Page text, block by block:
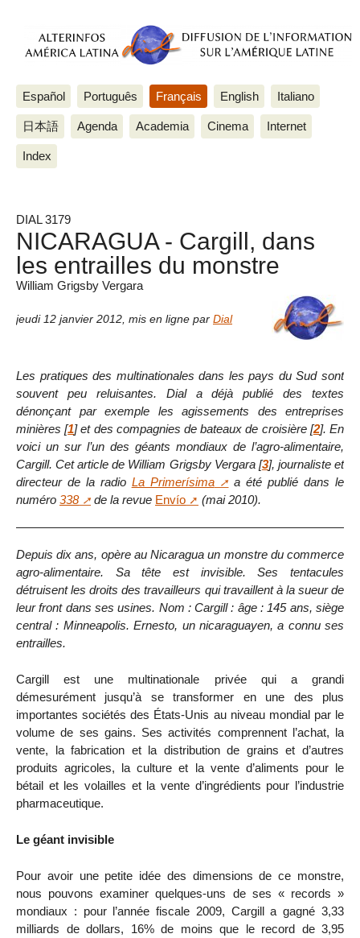
Español Português Français English Italiano
日本語 Agenda Academia Cinema Internet
Index
DIAL 3179
NICARAGUA - Cargill, dans
les entrailles du monstre
William Grigsby Vergara
jeudi 12 janvier 2012 mis en ligne par Dial
Les pratiques des multinationales dans les pays du Sud sont
souvent peu reluisantes. Dial a déjà publié des textes
dénonçant par exemple les agissements des entreprises
minières [1]et des compagnies de bateaux de croisière[2]. En
voici un sur l’un des géants mondiaux de l’agro-alimentaire,
Cargill. Cet article de William Grigsby Vergara[3], journaliste et
directeur de la radio La Primerísima
a été publié dans le
numéro 338 de la revue Envío (mai 2010).
Depuis dix ans, opère au Nicaragua un monstre du commerce
agro-alimentaire. Sa tête est invisible. Ses tentacules
détruisent les droits des travailleurs qui travaillent à la sueur de
leur front dans ses usines. Nom : Cargill : âge : 145 ans, siège
central : Minneapolis. Ernesto, un nicaraguayen, a connu ses
entrailles.
Cargill est une multinationale privée qui a grandi
démesurément jusqu’à se transformer en une des plus
importantes sociétés des États-Unis au niveau mondial par le
volume de ses gains. Ses activités comprennent l’achat, la
vente, la fabrication et la distribution de grains et d’autres
produits agricoles, la culture et la vente d’aliments pour le
bétail et les volailles et la vente d’ingrédients pour l’industrie
pharmaceutique.
Le géant invisible
Pour avoir une petite idée des dimensions de ce monstre,
nous pouvons examiner quelques-uns de ses « records »
mondiaux : pour l’année fiscale 2009, Cargill a gagné 3,33
milliards de dollars, 16% de moins que le record de 3,95